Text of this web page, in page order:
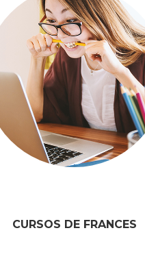
CURSOS DE FRANCES